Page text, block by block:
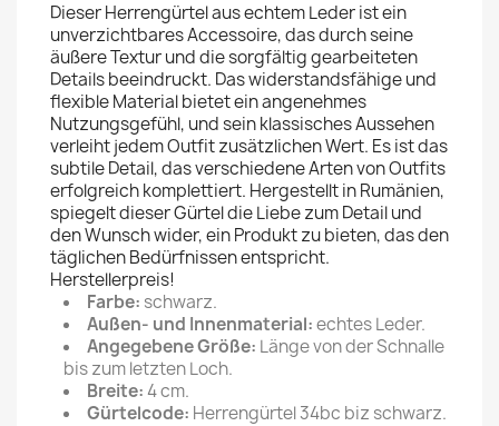
Dieser Herrengürtel aus echtem Leder ist ein
unverzichtbares Accessoire, das durch seine
äußere Textur und die sorgfältig gearbeiteten
Details beeindruckt. Das widerstandsfähige und
flexible Material bietet ein angenehmes
Nutzungsgefühl, und sein klassisches Aussehen
verleiht jedem Outfit zusätzlichen Wert. Es ist das
subtile Detail, das verschiedene Arten von Outfits
erfolgreich komplettiert. Hergestellt in Rumänien,
spiegelt dieser Gürtel die Liebe zum Detail und
den Wunsch wider, ein Produkt zu bieten, das den
täglichen Bedürfnissen entspricht.
Herstellerpreis!
Farbe: schwarz.
Außen- und Innenmaterial:echtes Leder.
Angegebene Größe: Länge von der Schnalle
bis zum letzten Loch.
Breite:4 cm.
Gürtelcode: Herrengürtel 34bc biz schwarz.